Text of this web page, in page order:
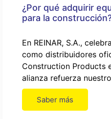
¿Por qué adquirir
para la
En REINAR, S.A.,
como distribuidores
Construction Products
alianza refuerza
Saber más